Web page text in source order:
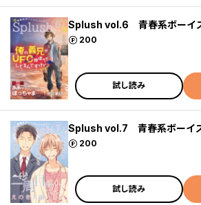
Splush vol.6 青春系ボーイ
200
ポイント
試し読み
Splush vol.7 青春系ボーイ
200
ポイント
試し読み